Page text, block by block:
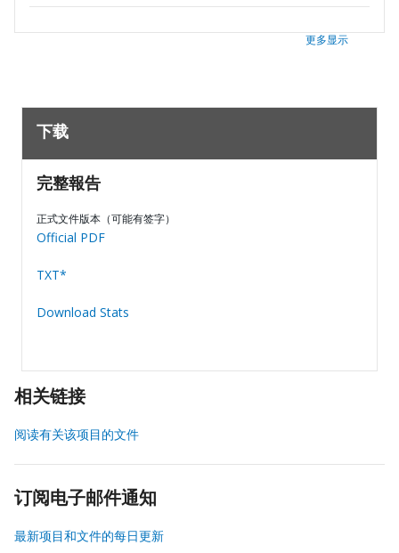
更多显示
下载
完整報告
正式文件版本（可能有签字）
Official PDF
TXT*
Download Stats
相关链接
阅读有关该项目的文件
订阅电子邮件通知
最新项目和文件的每日更新